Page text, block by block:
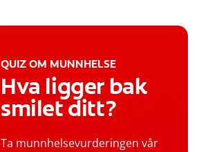
QUIZ OM MUNNHELSE
Hva ligger bak
smilet ditt?
Ta munnhelsevurderingen vår